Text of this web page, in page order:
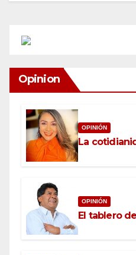
Opinion
OPINIÓN
La
OPINIÓN
El tablero